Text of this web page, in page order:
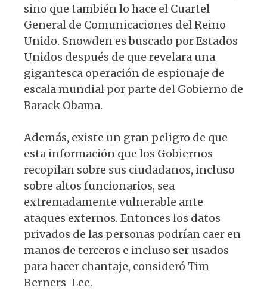
sino que también lo hace el Cuartel
General de Comunicaciones del Reino
Unido. Snowden es buscado por Estados
Unidos después de que revelara una
gigantesca operación de espionaje de
escala mundial por parte del Gobierno de
Barack Obama.
Además, existe un gran peligro de que
esta información que los Gobiernos
recopilan sobre sus ciudadanos, incluso
sobre altos funcionarios, sea
extremadamente vulnerable ante
ataques externos. Entonces los datos
privados de las personas podrían caer en
manos de terceros e incluso ser usados
para hacer chantaje, consideró Tim
Berners-Lee.